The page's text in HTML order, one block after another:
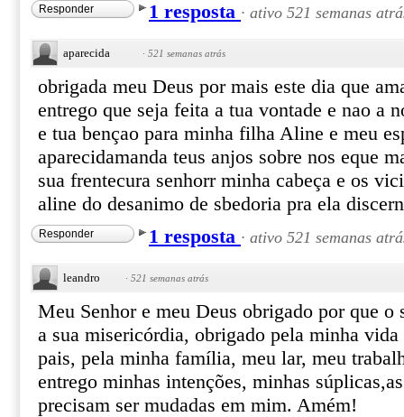
Responder 1 resposta · ativo 521 semanas
aparecida · 521 semanas atrás
obrigada meu Deus por mais este dia que
entrego que seja feita a tua vontade e nao a
e tua bençao para minha filha Aline e meu
aparecidamanda teus anjos sobre nos eque
sua frentecura senhorr minha cabeça e os
aline do desanimo de sbedoria pra ela
Responder 1 resposta · ativo 521 semanas
leandro · 521 semanas atrás
Meu Senhor e meu Deus obrigado por que o
a sua misericórdia, obrigado pela minha
pais, pela minha família, meu lar, meu
entrego minhas intenções, minhas
precisam ser mudadas em mim. Amém!